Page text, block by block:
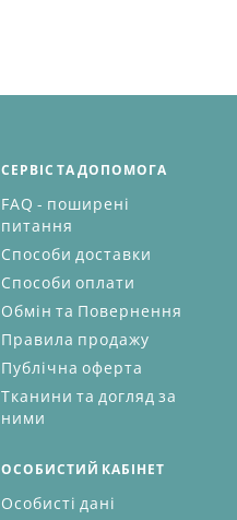
СЕРВІС ТА ДОПОМОГА
FAQ - поширені
питання
Способи доставки
Способи оплати
Обмін та Повернення
Правила продажу
Публічна оферта
Тканини та догляд за
ними
ОСОБИСТИЙ КАБІНЕТ
Особисті дані